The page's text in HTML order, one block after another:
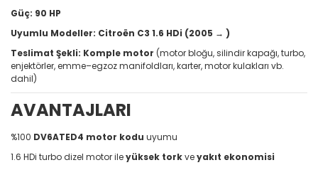
Güç: 90 HP
Uyumlu Modeller: Citroën C3 1.6 HDi (2005 → )
Teslimat Şekli: Komple motor (motor bloğu, silindir kapağı, turbo,
enjektörler, emme–egzoz manifoldları, karter, motor kulakları vb.
dahil)
AVANTAJLARI
%100 DV6ATED4 motor kodu uyumu
1.6 HDi turbo dizel motor ileyüksek torkveyakıt ekonomisi